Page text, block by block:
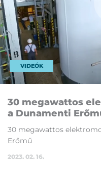
VIDEÓK
30 me­ga­wat­tos
a Du­na­men­ti
30 me­ga­wat­tos
Erő­mű
2023. 02. 16.